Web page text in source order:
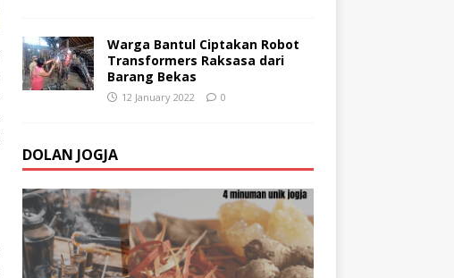
Warga Bantul Ciptakan Robot
Transformers Raksasa dari
Barang Bekas
12 January 2022 0
DOLAN JOGJA